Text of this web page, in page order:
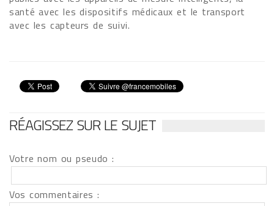
santé avec les dispositifs médicaux et le transport
avec les capteurs de suivi.
RÉAGISSEZ SUR LE SUJET
Votre nom ou pseudo :
Vos commentaires :